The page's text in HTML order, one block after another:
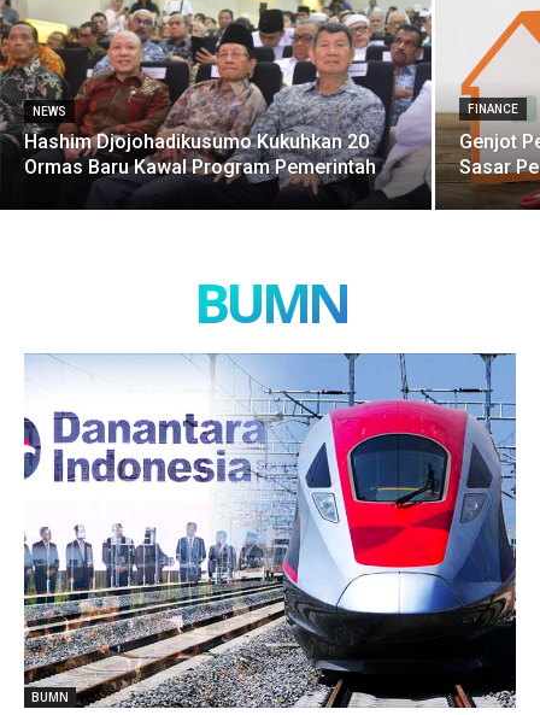
NEWS
Hashim Djojohadikusumo Kukuhkan 20
Ormas Baru Kawal Program Pemerintah
FINANCE
Genjot
Sasar
BUMN
BUMN